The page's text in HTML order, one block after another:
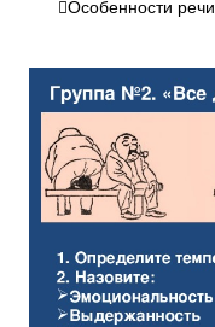
Особенности речи